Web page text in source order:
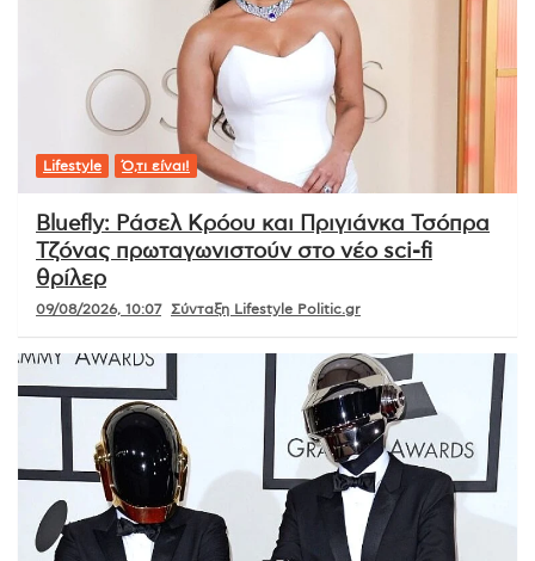
Lifestyle Ό,τι είναι!
Bluefly: Ράσελ Κρόου και Πριγιάνκα Τσόπρα
Τζόνας πρωταγωνιστούν στο νέο sci-fi
θρίλερ
09/08/2026, 10:07 Σύνταξη Lifestyle Politic.gr